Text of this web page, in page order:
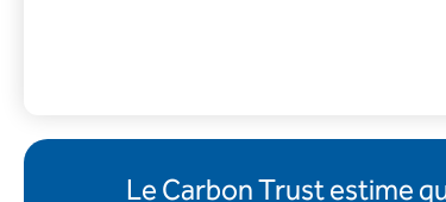
Le Carbon Trust estime